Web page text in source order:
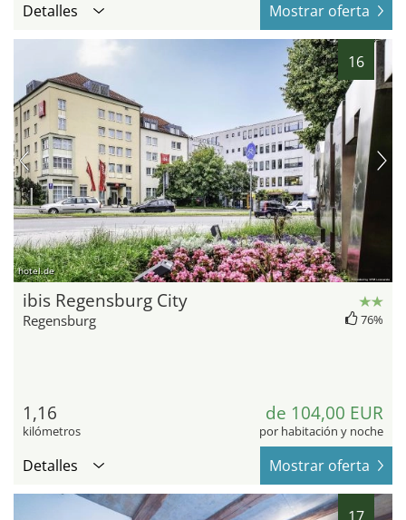
Detalles Mostrar oferta
16
hotel.de
ibis Regensburg City
Regensburg 76%
1,16
kilómetros
de 104,00 EUR
por habitación y noche
Detalles Mostrar oferta